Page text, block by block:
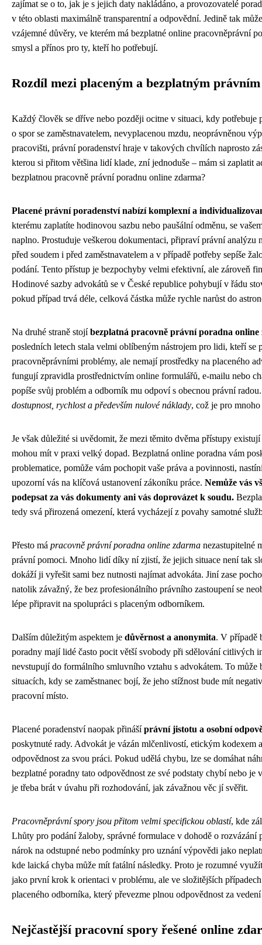
zajímat se o to, jak je s jejich daty nakládáno, a provozovatelé
v této oblasti maximálně transparentní a odpovědní. Jedině tak
vzájemné důvěry, ve kterém má bezplatné online pracovněprávní
smysl a přínos pro ty, kteří ho potřebují.
Rozdíl mezi placeným a bezplatným
Každý člověk se dříve nebo později ocitne v situaci, kdy potřebuje
o spor se zaměstnavatelem, nevyplacenou mzdu, neoprávněnou
pracovišti, právní poradenství hraje v takových chvílích naprosto
kterou si přitom většina lidí klade, zní jednoduše – mám si zaplatit
bezplatnou pracovně právní poradnu online zdarma?
Placené právní poradenství nabízí komplexní a
kterému zaplatíte hodinovou sazbu nebo paušální odměnu, se
naplno. Prostuduje veškerou dokumentaci, připraví právní analýzu
před soudem i před zaměstnavatelem a v případě potřeby sepíše
podání. Tento přístup je bezpochyby velmi efektivní, ale zároveň
Hodinové sazby advokátů se v České republice pohybují v řádu
pokud případ trvá déle, celková částka může rychle narůst do
Na druhé straně stojíbezplatná pracovně právní poradna online
posledních letech stala velmi oblíbeným nástrojem pro lidi, kteří se
pracovněprávními problémy, ale nemají prostředky na placeného
fungují zpravidla prostřednictvím online formulářů, e-mailu nebo
popíše svůj problém a odborník mu odpoví s obecnou právní
dostupnost, rychlost a především nulové náklady, což je pro
Je však důležité si uvědomit, že mezi těmito dvěma přístupy
mohou mít v praxi velký dopad. Bezplatná online poradna vám
problematice, pomůže vám pochopit vaše práva a povinnosti,
upozorní vás na klíčová ustanovení zákoníku práce. Nemůže vás
podepsat za vás dokumenty ani vás doprovázet k soudu.
tedy svá přirozená omezení, která vycházejí z povahy samotné
Přesto má pracovně právní poradna online zdarma nezastupitelné
právní pomoci. Mnoho lidí díky ní zjistí, že jejich situace není tak
dokáží ji vyřešit sami bez nutnosti najímat advokáta. Jiní zase
natolik závažný, že bez profesionálního právního zastoupení se
lépe připravit na spolupráci s placeným odborníkem.
Dalším důležitým aspektem je důvěrnost a anonymita. V případě
poradny mají lidé často pocit větší svobody při sdělování citlivých
nevstupují do formálního smluvního vztahu s advokátem. To může
situacích, kdy se zaměstnanec bojí, že jeho stížnost bude mít
pracovní místo.
Placené poradenství naopak přinášíprávní jistotu a osobní
poskytnuté rady. Advokát je vázán mlčenlivostí, etickým kodexem
odpovědnost za svou práci. Pokud udělá chybu, lze se domáhat
bezplatné poradny tato odpovědnost ze své podstaty chybí nebo je
je třeba brát v úvahu při rozhodování, jak závažnou věc jí svěřit.
Pracovněprávní spory jsou přitom velmi specifickou oblastí, kde
Lhůty pro podání žaloby, správné formulace v dohodě o rozvázání
nárok na odstupné nebo podmínky pro uznání výpovědi jako
kde laická chyba může mít fatální následky. Proto je rozumné
jako první krok k orientaci v problému, ale ve složitějších
placeného odborníka, který převezme plnou odpovědnost za
Nejčastější pracovní spory řešené online